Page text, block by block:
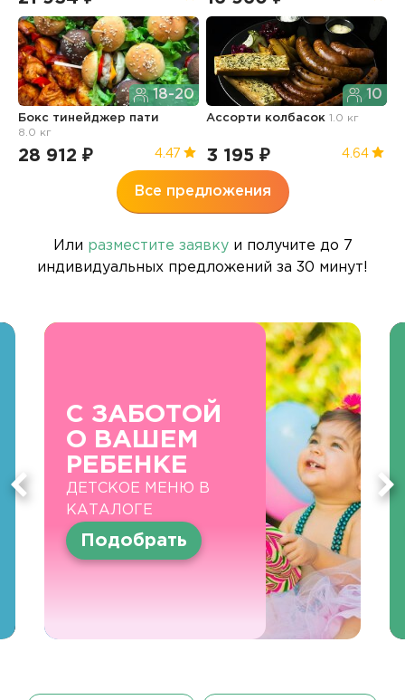
18-20
Бокс тинейджер пати
8.0 кг
28 912 ₽ 4.47
10
Ассорти колбасок1.0 кг
3 195 ₽ 4.64
Все предложения
Или разместите заявкуи получите до 7
индивидуальных предложений за 30 минут!
С ЗАБОТОЙ
О ВАШЕМ
РЕБЕНКЕ
ДЕТСКОЕ МЕНЮ В
КАТАЛОГЕ
Подобрать